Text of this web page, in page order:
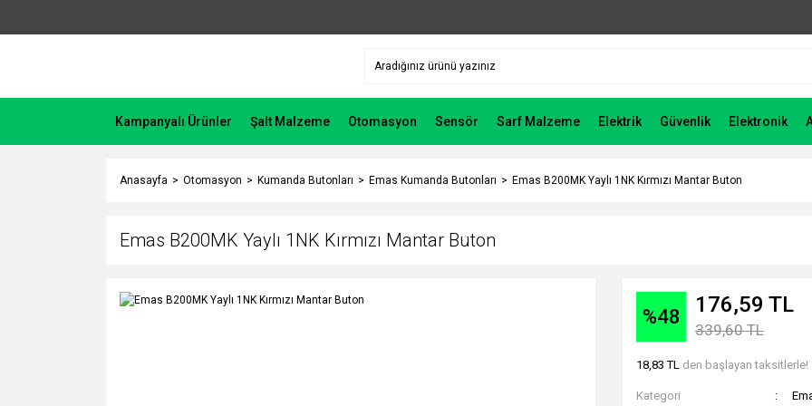
Kampanyalı Ürünler Şalt Malzeme Otomasyon Sensör Sarf Malzeme Elektrik Güvenlik Elektronik
Anasayfa Otomasyon Kumanda Butonları Emas Kumanda Butonları Emas B200MK Yaylı 1NK Kırmızı Mantar Buton
Emas B200MK Yaylı 1NK Kırmızı Mantar Buton
%48 176,59 TL
339,60 TL
18,83 TL den başlayan taksitlerle!
Kategori